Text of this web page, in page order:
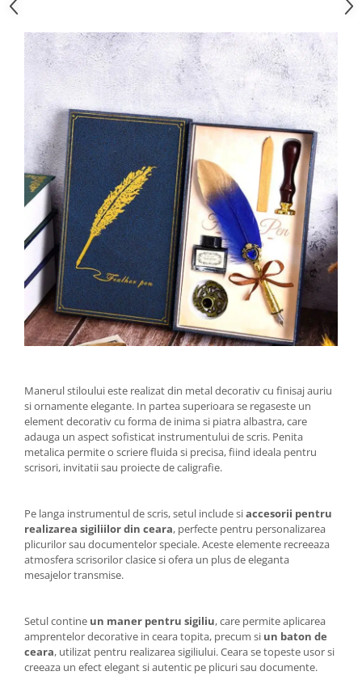
Manerul stiloului este realizat din metal decorativ cu finisaj auriu
si ornamente elegante. In partea superioara se regaseste un
element decorativ cu forma de inima si piatra albastra, care
adauga un aspect sofisticat instrumentului de scris. Penita
metalica permite o scriere fluida si precisa, fiind ideala pentru
scrisori, invitatii sau proiecte de caligrafie.
Pe langa instrumentul de scris, setul include siaccesorii pentru
realizarea sigiliilor din ceara, perfecte pentru personalizarea
plicurilor sau documentelor speciale. Aceste elemente recreeaza
atmosfera scrisorilor clasice si ofera un plus de eleganta
mesajelor transmise.
Setul contine un maner pentru sigiliu, care permite aplicarea
amprentelor decorative in ceara topita, precum si un baton de
ceara, utilizat pentru realizarea sigiliului. Ceara se topeste usor si
creeaza un efect elegant si autentic pe plicuri sau documente.